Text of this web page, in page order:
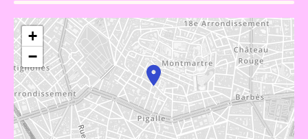
+
−